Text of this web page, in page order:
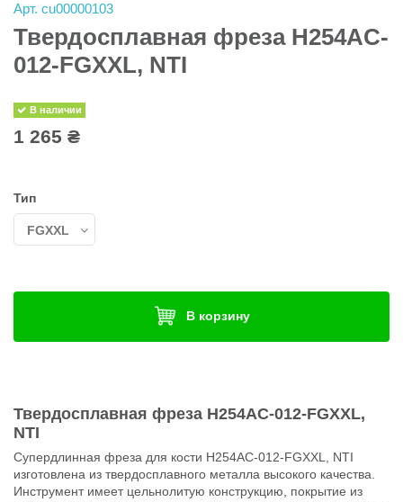
Арт. cu00000103
Твердосплавная фреза H254AC-
012-FGXXL, NTI
В наличии
1 265 ₴
Тип
В корзину
Твердосплавная фреза H254AC-012-FGXXL,
NTI
Супердлинная фреза для кости H254AC-012-FGXXL, NTI
изготовлена из твердосплавного металла высокого качества.
Инструмент имеет цельнолитую конструкцию, покрытие из